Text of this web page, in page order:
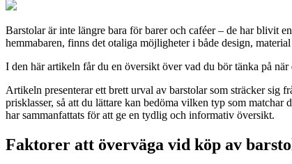
Barstolar är inte längre bara för barer och caféer – de har blivit
hemmabaren, finns det otaliga möjligheter i både design,
I den här artikeln får du en översikt över vad du bör tänka på
Artikeln presenterar ett brett urval av barstolar som sträcker sig
prisklasser, så att du lättare kan bedöma vilken typ som
har sammanfattats för att ge en tydlig och informativ översikt.
Faktorer att överväga vid köp av